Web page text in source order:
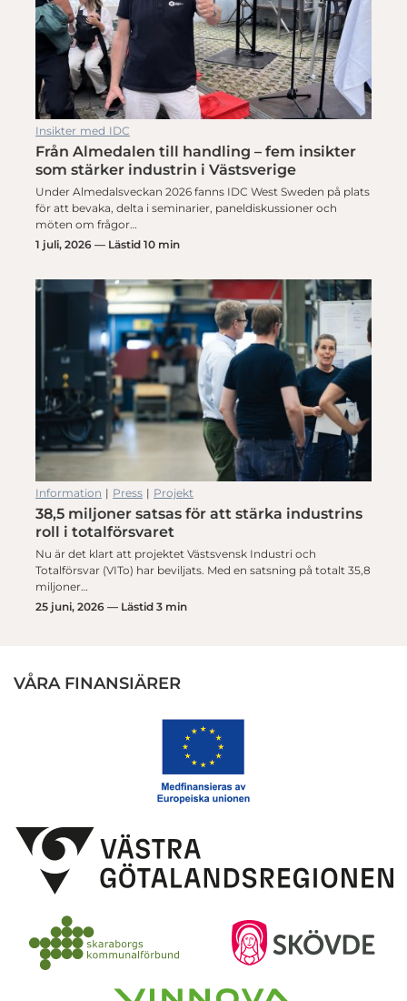
Insikter med IDC
Från Almedalen till handling – fem insikter
som stärker industrin i Västsverige
Under Almedalsveckan 2026 fanns IDC West Sweden på plats
för att bevaka, delta i seminarier, paneldiskussioner och
möten om frågor…
1 juli, 2026 — Lästid 10 min
Information | Press | Projekt
38,5 miljoner satsas för att stärka industrins
roll i totalförsvaret
Nu är det klart att projektet Västsvensk Industri och
Totalförsvar (VITo) har beviljats. Med en satsning på totalt 35,8
miljoner…
25 juni, 2026 — Lästid 3 min
VÅRA FINANSIÄRER